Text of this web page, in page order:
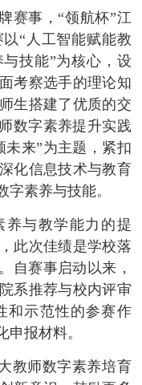
赛事，“领航杯”江
“人工智能赋能教
技能”为核心，设
考察选手的理论知
生搭建了优质的交
数字素养提升实践
未来”为主题，紧扣
化信息技术与教育
素养与技能。
养与教学能力的提
此次佳绩是学校落
自赛事启动以来，
系推荐与校内评审
和示范性的参赛作
报材料。
教师数字素养培育